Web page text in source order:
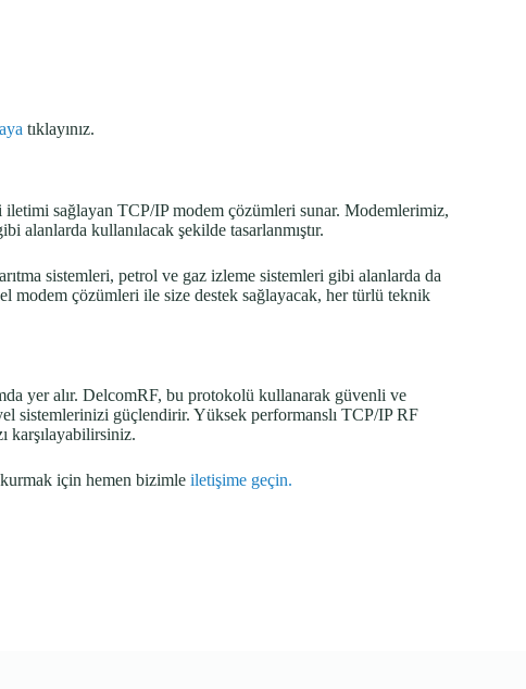
tıklayınız.
sağlayan TCP/IP modem çözümleri sunar. Modemlerimiz,
alanlarda kullanılacak şekilde tasarlanmıştır.
sistemleri, petrol ve gaz izleme sistemleri gibi alanlarda da
modem çözümleri ile size destek sağlayacak, her türlü teknik
yer alır. DelcomRF, bu protokolü kullanarak güvenli ve
sistemlerinizi güçlendirir. Yüksek performanslı TCP/IP RF
karşılayabilirsiniz.
için hemen bizimle iletişime geçin.